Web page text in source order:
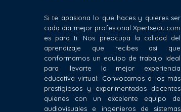
Si te apasiona lo que haces y quieres ser
cada dia mejor profesional Xpertsedu.com
es para ti: Nos preocupa la calidad del
aprendizaje que recibes así que
conformamos un equipo de trabajo ideal
para llevarte la mejor experiencia
educativa virtual: Convocamos a los más
prestigiosos y experimentados docentes
quienes con un excelente equipo de
audiovisuales e ingenieros de sistemas